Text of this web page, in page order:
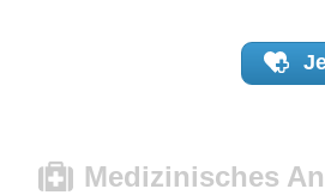
Medizinisches